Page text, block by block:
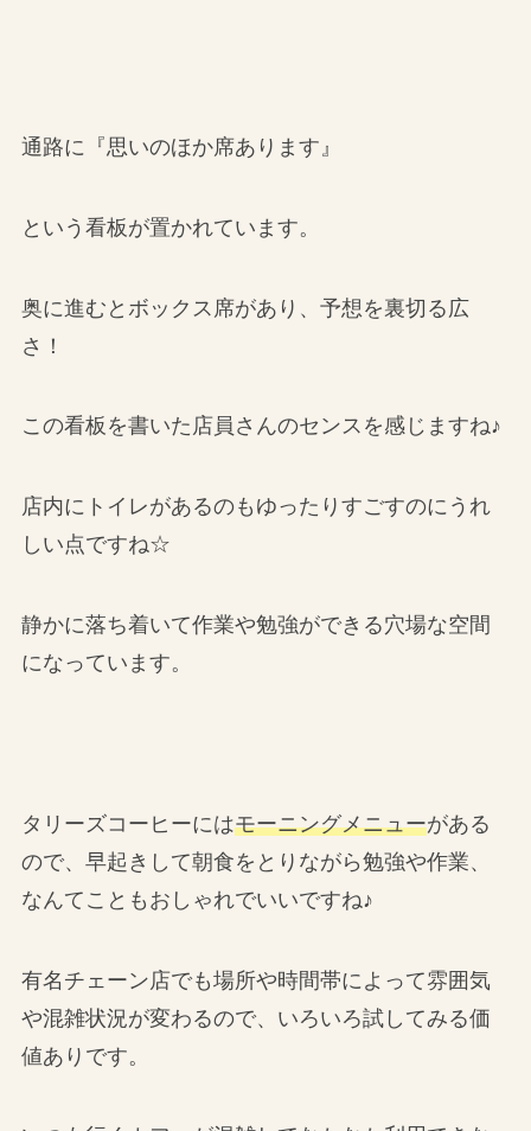
通路に『思いのほか席あります』
という看板が置かれています。
奥に進むとボックス席があり、予想を裏切る広
さ！
この看板を書いた店員さんのセンスを感じますね♪
店内にトイレがあるのもゆったりすごすのにうれ
しい点ですね☆
静かに落ち着いて作業や勉強ができる穴場な空間
になっています。
タリーズコーヒーにはモーニングメニューがある
ので、早起きして朝食をとりながら勉強や作業、
なんてこともおしゃれでいいですね♪
有名チェーン店でも場所や時間帯によって雰囲気
や混雑状況が変わるので、いろいろ試してみる価
値ありです。